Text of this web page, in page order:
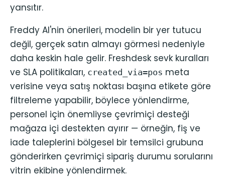
yansıtır.
Freddy AI'nin önerileri, modelin bir yer tutucu
değil, gerçek satın almayı görmesi nedeniyle
daha keskin hale gelir. Freshdesk sevk kuralları
ve SLA politikaları, created_via=pos meta
verisine veya satış noktası başına etikete göre
filtreleme yapabilir, böylece yönlendirme,
personel için önemliyse çevrimiçi desteği
mağaza içi destekten ayırır — örneğin, fiş ve
iade taleplerini bölgesel bir temsilci grubuna
gönderirken çevrimiçi sipariş durumu sorularını
vitrin ekibine yönlendirmek.